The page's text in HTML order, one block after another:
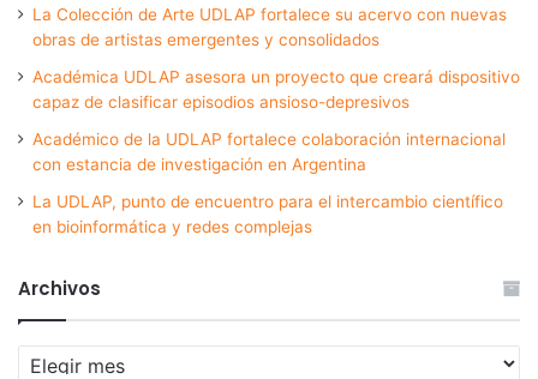
La Colección de Arte UDLAP fortalece su acervo con nuevas
obras de artistas emergentes y consolidados
Académica UDLAP asesora un proyecto que creará dispositivo
capaz de clasificar episodios ansioso-depresivos
Académico de la UDLAP fortalece colaboración internacional
con estancia de investigación en Argentina
La UDLAP, punto de encuentro para el intercambio científico
en bioinformática y redes complejas
Archivos
Archivos